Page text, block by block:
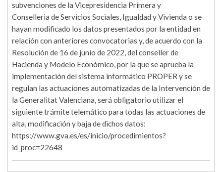
subvenciones de la Vicepresidencia Primera y
Conselleria de Servicios Sociales, Igualdad y Vivienda o se
hayan modificado los datos presentados por la entidad en
relación con anteriores convocatorias y, de acuerdo con la
Resolución de 16 de junio de 2022, del conseller de
Hacienda y Modelo Económico, por la que se aprueba la
implementación del sistema informático PROPER y se
regulan las actuaciones automatizadas de la Intervención de
la Generalitat Valenciana, será obligatorio utilizar el
siguiente trámite telemático para todas las actuaciones de
alta, modificación y baja de dichos datos:
https://www.gva.es/es/inicio/procedimientos?
id_proc=22648